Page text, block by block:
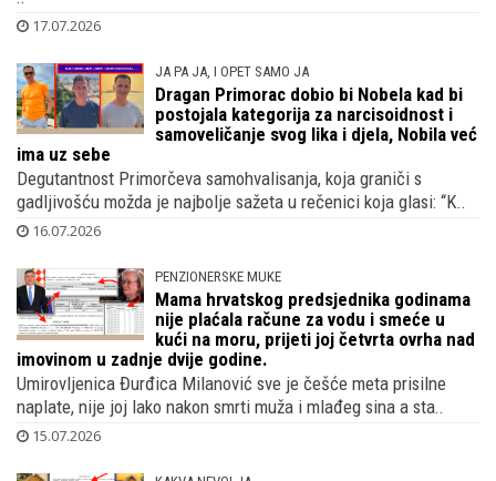
provedbi bankrota nad njenom imovinom odlučivao zagrebački
..
17.07.2026
JA PA JA, I OPET SAMO JA
postojala kategorija za narcisoidnost i
samoveličanje svog lika i djela, Nobila već
ima uz sebe
Degutantnost Primorčeva samohvalisanja, koja graniči s
gadljivošću možda je najbolje sažeta u rečenici koja glasi: “K..
16.07.2026
PENZIONERSKE MUKE
Mama hrvatskog predsjednika godinama
nije plaćala račune za vodu i smeće u
kući na moru, prijeti joj četvrta ovrha nad
imovinom u zadnje dvije godine.
Umirovljenica Đurđica Milanović sve je češće meta prisilne
naplate, nije joj lako nakon smrti muža i mlađeg sina a sta..